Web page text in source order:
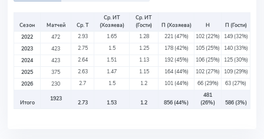
Сезон Матчей Ср. Т
Ср. ИТ
(Хозяева)
Ср. ИТ
(Гости)
П (Хозяева) Н
П (Гости)
2022
472 2.93 1.65 1.28 221 (47%) 102 (22%) 149 (32%)
2023
423 2.75 1.5 1.25 178 (42%) 105 (25%) 140 (33%)
2024
423 2.64 1.51 1.13 192 (45%) 106 (25%) 125 (30%)
2025
375 2.63 1.47 1.15 164 (44%) 102 (27%) 109 (29%)
2026
230 2.7 1.5 1.2 101 (44%) 66 (29%) 63 (27%)
Итого
1923
2.73 1.53 1.2 856 (44%)
481
(26%)
586 (3%)